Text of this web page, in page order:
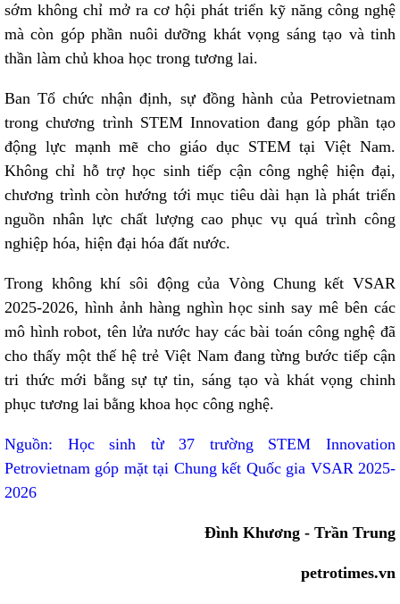
sớm không chỉ mở ra cơ hội phát triển kỹ năng công nghệ
mà còn góp phần nuôi dưỡng khát vọng sáng tạo và tinh
thần làm chủ khoa học trong tương lai.
Ban Tổ chức nhận định, sự đồng hành của Petrovietnam
trong chương trình STEM Innovation đang góp phần tạo
động lực mạnh mẽ cho giáo dục STEM tại Việt Nam.
Không chỉ hỗ trợ học sinh tiếp cận công nghệ hiện đại,
chương trình còn hướng tới mục tiêu dài hạn là phát triển
nguồn nhân lực chất lượng cao phục vụ quá trình công
nghiệp hóa, hiện đại hóa đất nước.
Trong không khí sôi động của Vòng Chung kết VSAR
2025-2026, hình ảnh hàng nghìn học sinh say mê bên các
mô hình robot, tên lửa nước hay các bài toán công nghệ đã
cho thấy một thế hệ trẻ Việt Nam đang từng bước tiếp cận
tri thức mới bằng sự tự tin, sáng tạo và khát vọng chinh
phục tương lai bằng khoa học công nghệ.
Nguồn: Học sinh từ 37 trường STEM Innovation
Petrovietnam góp mặt tại Chung kết Quốc gia VSAR 2025-
2026
Đình Khương - Trần Trung
petrotimes.vn